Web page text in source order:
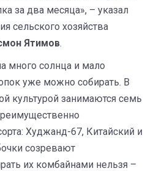
за два месяца», – указал
сельского хозяйства
Ятимов.
много солнца и мало
уже можно собирать. В
культурой занимаются семь
Худжанд-67, Китайский и
созревают
их комбайнами нельзя –